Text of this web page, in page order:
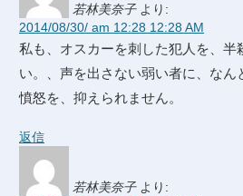
若林美奈子 より:
2014/08/30/ am 12:28 12:28 AM
私も、オスカーを刺した犯人を、半
い。、声を出さない弱い者に、なん
憤怒を、抑えられません。
返信
若林美奈子 より: